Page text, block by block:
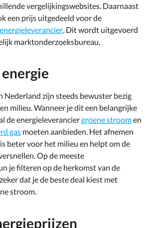
vergelijkingswebsites. Daarnaast
een prijs uitgedeeld voor de
. Dit wordt uitgevoerd
marktonderzoeksbureau.
Nederland zijn steeds bewuster bezig
milieu. Wanneer je dit een belangrijke
de energieleveranciergroene stroomen
gas moeten aanbieden. Het afnemen
beter voor het milieu en helpt om de
Op de meeste
je filteren op de herkomst van de
dat je de beste deal kiest met
stroom.